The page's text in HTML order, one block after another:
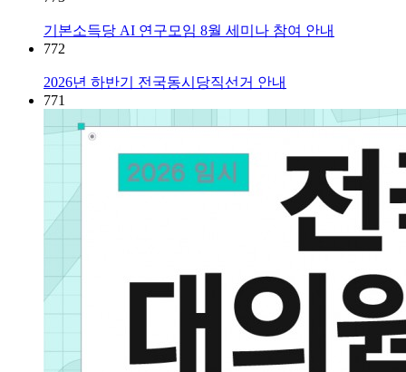
기본소득당 AI 연구모임 8월 세미나 참여 안내
772
2026년 하반기 전국동시당직선거 안내
771